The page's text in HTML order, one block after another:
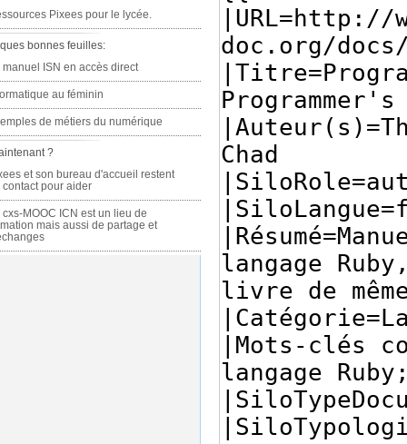
Pixees pour le lycée.
bonnes feuilles:
manuel ISN en accès direct
au féminin
de métiers du numérique
?
et son bureau d'accueil restent
contact pour aider
cxs-MOOC ICN est un lieu de
mais aussi de partage et